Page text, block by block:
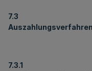
7.3
Auszahlungsverfahren
7.3.1